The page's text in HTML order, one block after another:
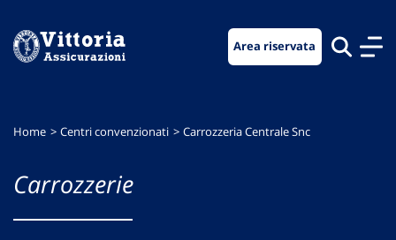
menu
contenuto
footer
Area riservata
Home Centri convenzionati Carrozzeria Centrale Snc
Carrozzerie